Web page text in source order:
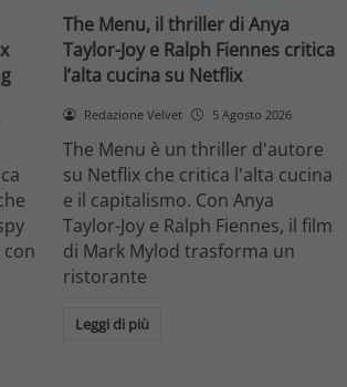
The Menu, il thriller di Anya
Taylor-Joy e Ralph Fiennes critica
l’alta cucina su Netflix
Redazione Velvet 5 Agosto 2026
The Menu è un thriller d'autore
su Netflix che critica l'alta cucina
e il capitalismo. Con Anya
Taylor-Joy e Ralph Fiennes, il film
di Mark Mylod trasforma un
ristorante
Leggi di più